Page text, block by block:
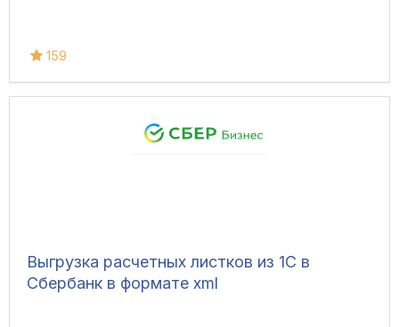
159
Выгрузка расчетных листков из 1С в
Сбербанк в формате xml